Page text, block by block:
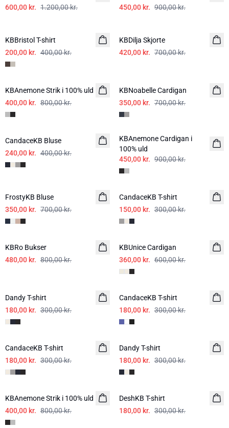
600,00 kr. 1.200,00 kr. 450,00 kr. 900,00 kr.
KBBristol T-shirt
200,00 kr. 400,00 kr.
KBDilja Skjorte
420,00 kr. 700,00 kr.
-50%
KBAnemone Strik i 100% uld
400,00 kr. 800,00 kr.
KBNoabelle Cardigan
350,00 kr. 700,00 kr.
-40%
CandaceKB Bluse
240,00 kr. 400,00 kr.
-50%
KBAnemone Cardigan i
100% uld
450,00 kr. 900,00 kr.
FrostyKB Bluse
350,00 kr. 700,00 kr.
-50%
CandaceKB T-shirt
150,00 kr. 300,00 kr.
-40%
KBRo Bukser
480,00 kr. 800,00 kr.
-40%
KBUnice Cardigan
360,00 kr. 600,00 kr.
Dandy T-shirt
180,00 kr. 300,00 kr.
-40%
CandaceKB T-shirt
180,00 kr. 300,00 kr.
-40%
CandaceKB T-shirt
180,00 kr. 300,00 kr.
-40%
Dandy T-shirt
180,00 kr. 300,00 kr.
-50%
KBAnemone Strik i 100% uld
400,00 kr. 800,00 kr.
-40%
DeshKB T-shirt
180,00 kr. 300,00 kr.
-40%